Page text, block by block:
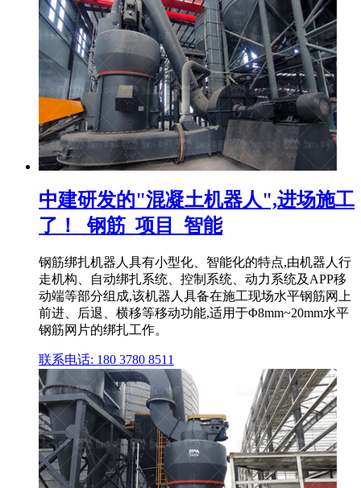
中建研发的"混凝土机器人",进场施工
了！_钢筋_项目_智能
钢筋绑扎机器人具有小型化、智能化的特点,由机器人行
走机构、自动绑扎系统、控制系统、动力系统及APP移
动端等部分组成,该机器人具备在施工现场水平钢筋网上
前进、后退、横移等移动功能,适用于Φ8mm~20mm水平
钢筋网片的绑扎工作。
联系电话: 180 3780 8511